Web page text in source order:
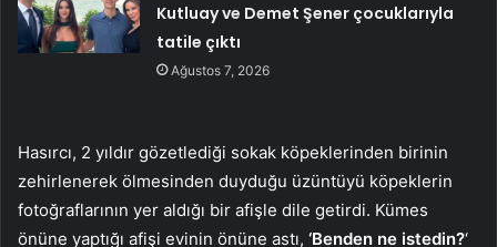
Kutluay ve Demet Şener çocuklarıyla
tatile çıktı
Ağustos 7, 2026
Hasırcı, 2 yıldır gözetlediği sokak köpeklerinden birinin
zehirlenerek ölmesinden duyduğu üzüntüyü köpeklerin
fotoğraflarının yer aldığı bir afişle dile getirdi. Kümes
önüne yaptığı afişi evinin önüne astı, ‘Benden ne istedin?‘